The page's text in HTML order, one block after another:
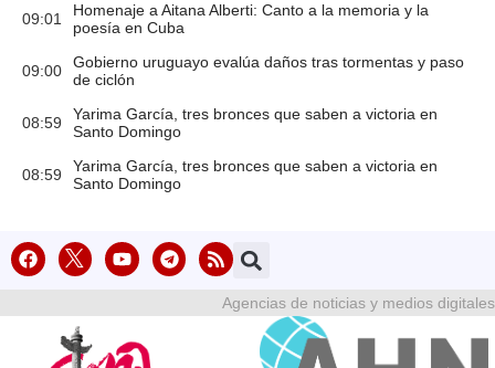
09:01
Homenaje a Aitana Alberti: Canto a la memoria y la
poesía en Cuba
09:00
Gobierno uruguayo evalúa daños tras tormentas y paso
de ciclón
08:59
Yarima García, tres bronces que saben a victoria en
Santo Domingo
08:59
Yarima García, tres bronces que saben a victoria en
Santo Domingo
Agencias de noticias y medios digitales